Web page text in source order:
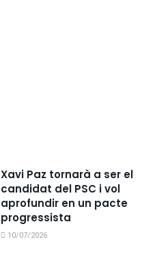
Xavi Paz tornarà a ser el
candidat del PSC i vol
aprofundir en un pacte
progressista
10/07/2026